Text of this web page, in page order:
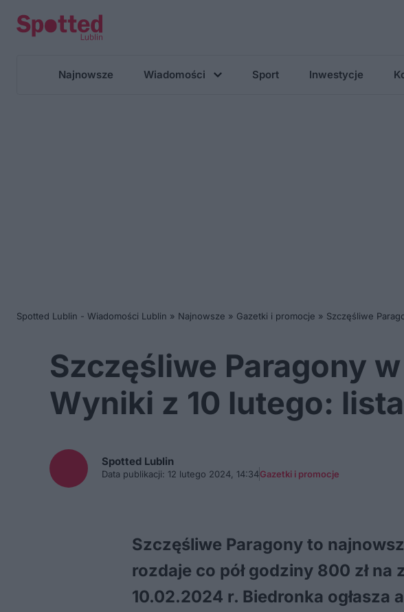
Najnowsze Wiadomości Sport Inwestycje
Spotted Lublin - Wiadomości Lublin » Najnowsze » Gazetki i promocje » Szczęśliwe
Szczęśliwe Paragony
Wyniki z 10 lutego:
Spotted Lublin
Data publikacji: 12 lutego 2024, 14:34Gazetki i promocje
Szczęśliwe Paragony to
rozdaje co pół godziny 800 zł
10.02.2024 r. Biedronka ogłasza